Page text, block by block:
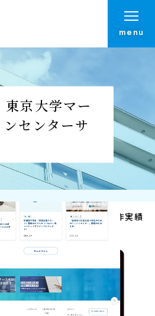
menu
京大学マー
センターサ
制作実績 制作実績